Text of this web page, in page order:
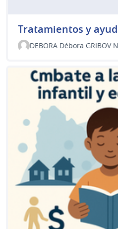
Tratamientos y
DEBORA Débora GRIBOV